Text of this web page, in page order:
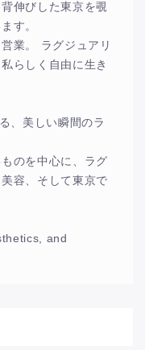
伸びした東京を覗
す。
業。 ラグジュアリ
らしく自由に生き
、美しい瞬間のラ
のを中心に、ラグ
容、そして東京で
and